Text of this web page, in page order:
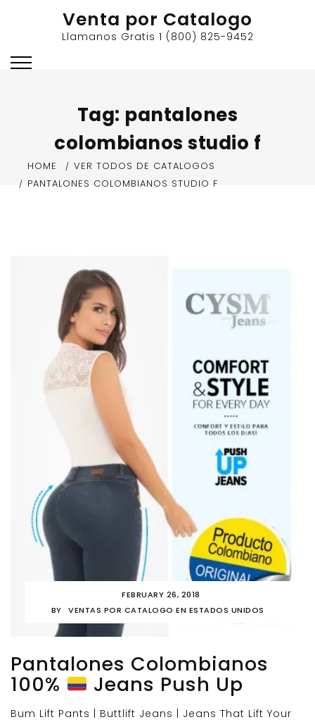
Venta por Catalogo
Llamanos Gratis 1 (800) 825-9452
Tag: pantalones
colombianos studio f
HOME
VER TODOS DE CATALOGOS
PANTALONES COLOMBIANOS STUDIO F
FEBRUARY 26, 2018
BY
VENTAS POR CATALOGO EN ESTADOS UNIDOS
Pantalones Colombianos
100% Jeans Push Up
Bum Lift Pants | Buttlift Jeans | Jeans That Lift Your